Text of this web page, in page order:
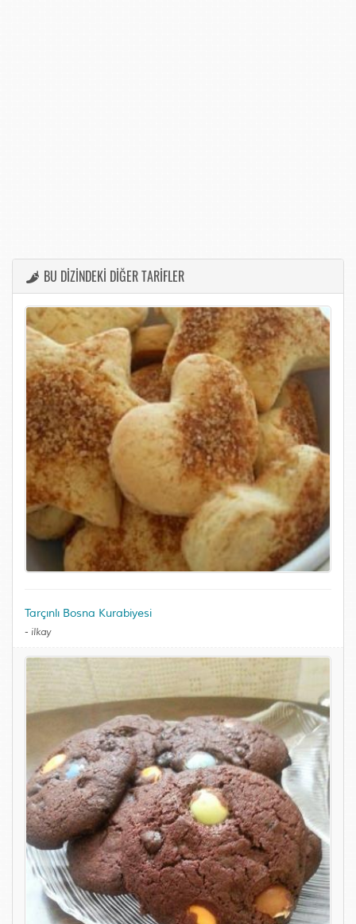
BU DİZİNDEKİ DİĞER TARİFLER
Tarçınlı Bosna Kurabiyesi
- ilkay